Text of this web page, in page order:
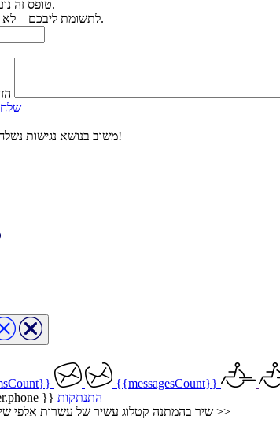
טופס זה נועד להזנת משוב בנושא נגישות בלבד.
לתשומת ליבכם – לא יינתן מענה לפניות בנושאים אחרים.
שלח
משוב בנושא נגישות נשלח בהצלחה, תודה על שיתוף הפעולה!
{{messagesCount}}
}} התנתקות